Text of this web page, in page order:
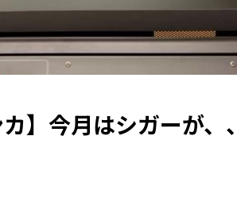
カ】今月はシガーが、